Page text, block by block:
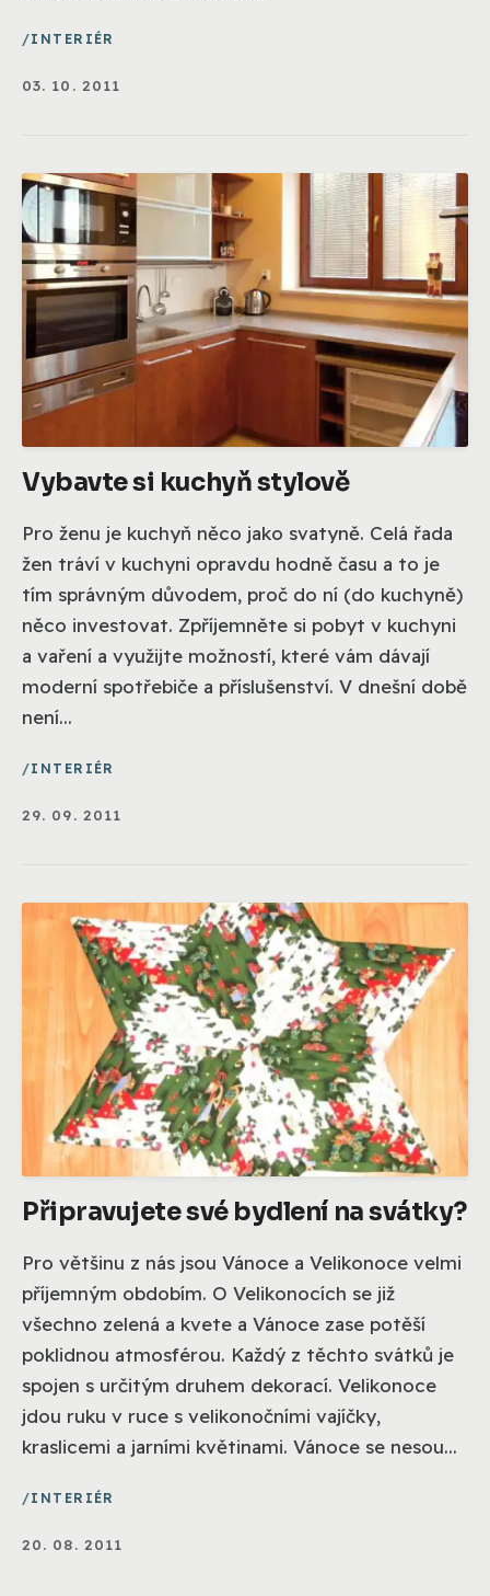
INTERIÉR
03. 10. 2011
Vybavte si kuchyň stylově
Pro ženu je kuchyň něco jako svatyně. Celá řada
žen tráví v kuchyni opravdu hodně času a to je
tím správným důvodem, proč do ní (do kuchyně)
něco investovat. Zpříjemněte si pobyt v kuchyni
a vaření a využijte možností, které vám dávají
moderní spotřebiče a příslušenství. V dnešní době
není...
INTERIÉR
29. 09. 2011
Připravujete své bydlení na svátky?
Pro většinu z nás jsou Vánoce a Velikonoce velmi
příjemným obdobím. O Velikonocích se již
všechno zelená a kvete a Vánoce zase potěší
poklidnou atmosférou. Každý z těchto svátků je
spojen s určitým druhem dekorací. Velikonoce
jdou ruku v ruce s velikonočními vajíčky,
kraslicemi a jarními květinami. Vánoce se nesou...
INTERIÉR
20. 08. 2011